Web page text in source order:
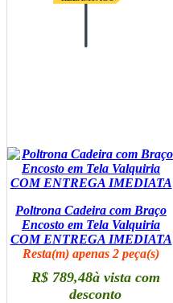
Poltrona Cadeira com Braço
Encosto em Tela Valquiria
COM ENTREGA IMEDIATA
Resta(m) apenas 2 peça(s)
R$ 789,48à vista com
desconto